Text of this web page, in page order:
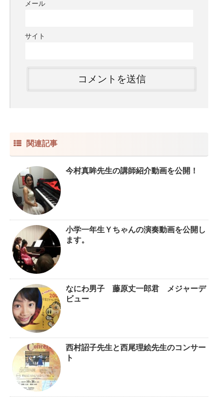
メール
サイト
関連記事
今村真眸先生の講師紹介動画を公開！
小学一年生Ｙちゃんの演奏動画を公開し
ます。
なにわ男子 藤原丈一郎君 メジャーデ
ビュー
西村詔子先生と西尾理絵先生のコンサー
ト